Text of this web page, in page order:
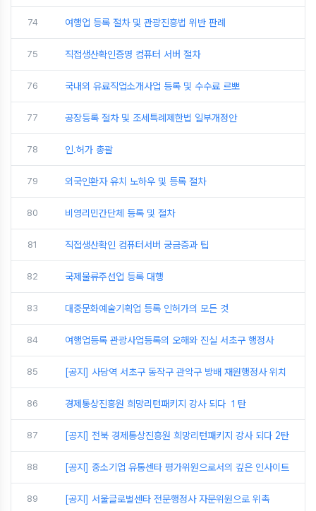
74 여행업 등록 절차 및 관광진흥법 위반 판례
75 직접생산확인증명 컴퓨터 서버 절차
76 국내외 유료직업소개사업 등록 및 수수료 르뽀
77 공장등록 절차 및 조세특례제한법 일부개정안
78 인.허가 총괄
79 외국인환자 유치 노하우 및 등록 절차
80 비영리민간단체 등록 및 절차
81 직접생산확인 컴퓨터서버 궁금증과 팁
82 국제물류주선업 등록 대행
83 대중문화예술기획업 등록 인허가의 모든 것
84 여행업등록 관광사업등록의 오해와 진실 서초구 행정사
85 [공지] 사당역 서초구 동작구 관악구 방배 재원행정사 위치
86 경제통상진흥원 희망리턴패키지 강사 되다 １탄
87 [공지] 전북 경제통상진흥원 희망리턴패키지 강사 되다 2탄
88 [공지] 중소기업 유통센타 평가위원으로서의 깊은 인사이트
89 [공지] 서울글로벌센타 전문행정사 자문위원으로 위촉